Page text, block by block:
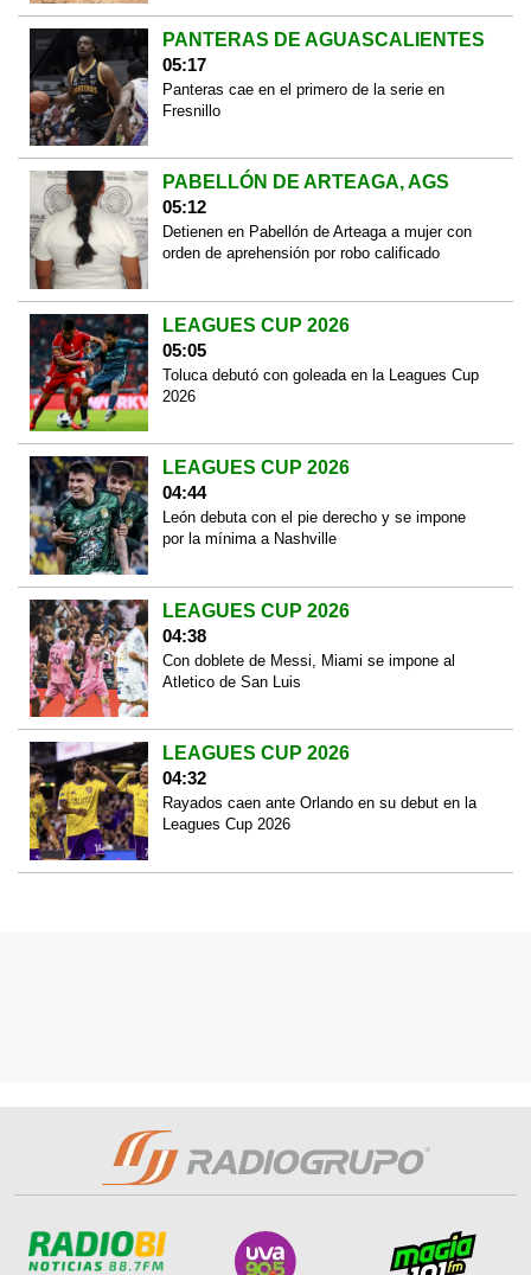
PANTERAS DE AGUASCALIENTES
05:17
Panteras cae en el primero de la serie en
Fresnillo
PABELLÓN DE ARTEAGA, AGS
05:12
Detienen en Pabellón de Arteaga a mujer con
orden de aprehensión por robo calificado
LEAGUES CUP 2026
05:05
Toluca debutó con goleada en la Leagues Cup
2026
LEAGUES CUP 2026
04:44
León debuta con el pie derecho y se impone
por la mínima a Nashville
LEAGUES CUP 2026
04:38
Con doblete de Messi, Miami se impone al
Atletico de San Luis
LEAGUES CUP 2026
04:32
Rayados caen ante Orlando en su debut en la
Leagues Cup 2026